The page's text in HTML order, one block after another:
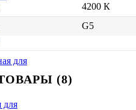
для
4200 К
G5
(8)